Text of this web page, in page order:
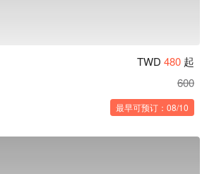
TWD 480 起
600
最早可预订：08/10